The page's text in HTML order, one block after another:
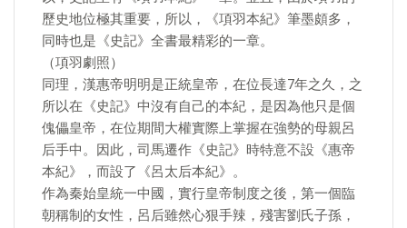
歷史地位極其重要，所以，《項羽本紀》筆墨頗多，
同時也是《史記》全書最精彩的一章。
（項羽劇照）
同理，漢惠帝明明是正統皇帝，在位長達7年之久，之
所以在《史記》中沒有自己的本紀，是因為他只是個
傀儡皇帝，在位期間大權實際上掌握在強勢的母親呂
后手中。因此，司馬遷作《史記》時特意不設《惠帝
本紀》，而設了《呂太后本紀》。
作為秦始皇統一中國，實行皇帝制度之後，第一個臨
朝稱制的女性，呂后雖然心狠手辣，殘害劉氏子孫，